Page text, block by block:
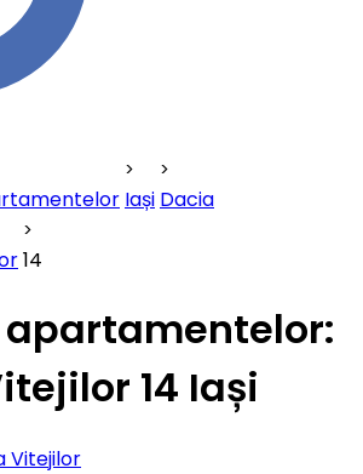
Iași Dacia
14
apartamentelor:
14 Iași
Vitejilor